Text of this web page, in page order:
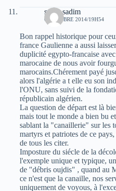
sarah sadim
6 OCTOBRE 2014/19H54
Bon rappel historique pour
france Gaulienne a aussi
duplicité egypto-francaise
marocaine de nous avoir
marocains.Chérement payé
alors l'algérie a t elle eu son
l'ONU, sans suivi de la
républicain algérien.
La question de départ est là
mais tout le monde a bien bu
sablant la "canaillerie" sur les
martyrs et patriotes de ce
de tous les citer.
Imposture du siécle de la
l'exemple unique et typique,
de "débris oujdis" , quand au
ce n'est que la canaille, nos
uniquement de voyous, à